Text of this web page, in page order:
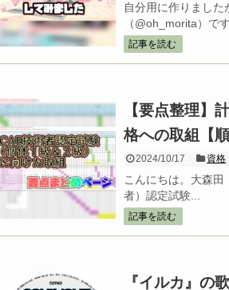
自分用に作りました
（@oh_morita）です
記事を読む
【要点整理】
格への取組【順
2024/10/17 資格
こんにちは。大森
者）認定試験...
記事を読む
『イルカ』の